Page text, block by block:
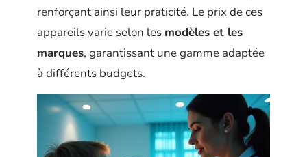
renforçant ainsi leur praticité. Le prix de ces
appareils varie selon les modèles et les
marques, garantissant une gamme adaptée
à différents budgets.